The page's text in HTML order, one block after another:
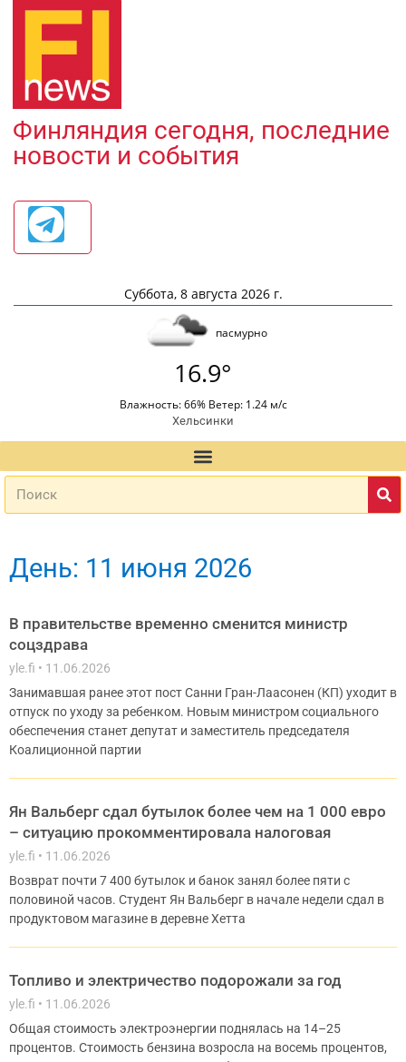
Финляндия сегодня, последние
новости и события
Суббота, 8 августа 2026 г.
пасмурно
16.9°
Влажность: 66% Ветер: 1.24 м/с
Хельсинки
День: 11 июня 2026
В правительстве временно сменится министр
соцздрава
yle.fi
11.06.2026
Занимавшая ранее этот пост Санни Гран-Лаасонен (КП) уходит в
отпуск по уходу за ребенком. Новым министром социального
обеспечения станет депутат и заместитель председателя
Коалиционной партии
Ян Вальберг сдал бутылок более чем на 1 000 евро
– ситуацию прокомментировала налоговая
yle.fi
11.06.2026
Возврат почти 7 400 бутылок и банок занял более пяти с
половиной часов. Студент Ян Вальберг в начале недели сдал в
продуктовом магазине в деревне Хетта
Топливо и электричество подорожали за год
yle.fi
11.06.2026
Общая стоимость электроэнергии поднялась на 14–25
процентов. Стоимость бензина возросла на восемь процентов,